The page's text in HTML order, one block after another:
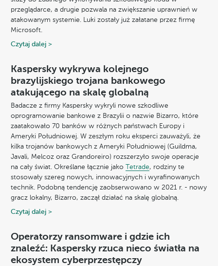
przeglądarce, a drugie pozwala na zwiększanie uprawnień w
atakowanym systemie. Luki zostały już załatane przez firmę
Microsoft.
Czytaj dalej >
Kaspersky wykrywa kolejnego
brazylijskiego trojana bankowego
atakującego na skalę globalną
Badacze z firmy Kaspersky wykryli nowe szkodliwe
oprogramowanie bankowe z Brazylii o nazwie Bizarro, które
zaatakowało 70 banków w różnych państwach Europy i
Ameryki Południowej. W zeszłym roku eksperci zauważyli, że
kilka trojanów bankowych z Ameryki Południowej (Guildma,
Javali, Melcoz oraz Grandoreiro) rozszerzyło swoje operacje
na cały świat. Określane łącznie jakoTetrade, rodziny te
stosowały szereg nowych, innowacyjnych i wyrafinowanych
technik. Podobną tendencję zaobserwowano w 2021 r. - nowy
gracz lokalny, Bizarro, zaczął działać na skalę globalną.
Czytaj dalej >
Operatorzy ransomware i gdzie ich
znaleźć: Kaspersky rzuca nieco światła na
ekosystem cyberprzestępczy